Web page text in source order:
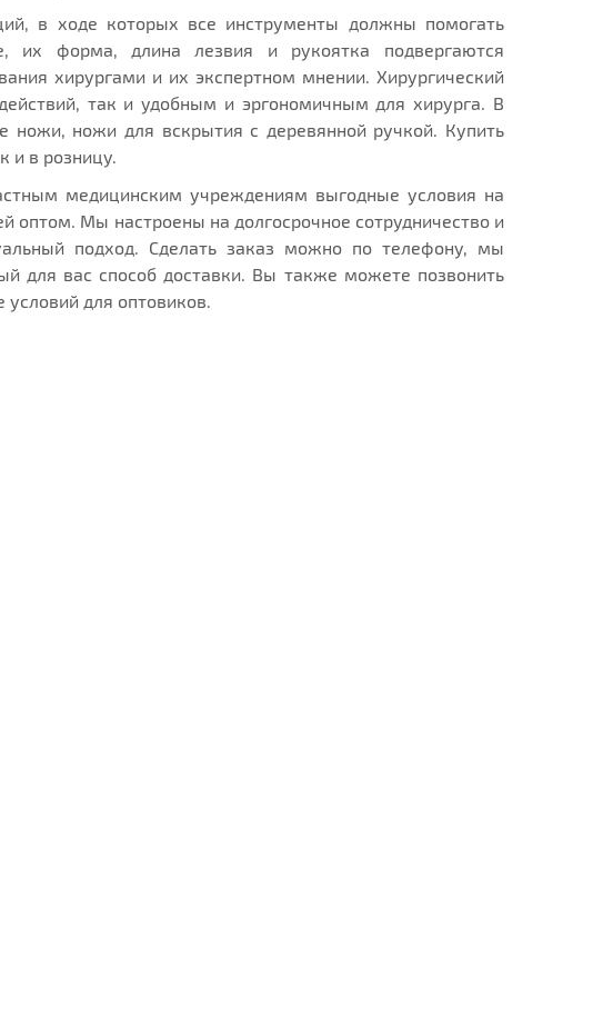
в ходе которых все инструменты должны помогать
их форма, длина лезвия и рукоятка подвергаются
хирургами и их экспертном мнении. Хирургический
так и удобным и эргономичным для хирурга. В
ножи, ножи для вскрытия с деревянной ручкой. Купить
и в розницу.
медицинским учреждениям выгодные условия на
оптом. Мы настроены на долгосрочное сотрудничество и
подход. Сделать заказ можно по телефону, мы
для вас способ доставки. Вы также можете позвонить
для оптовиков.